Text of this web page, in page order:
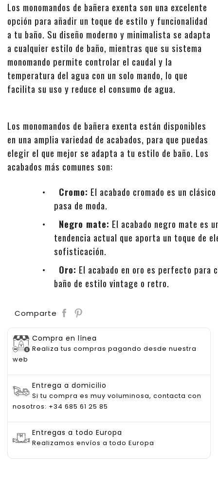
Los monomandos de bañera exenta son una excelente
opción para añadir un toque de estilo y funcionalidad
a tu baño. Su diseño moderno y minimalista se adapta
a cualquier estilo de baño, mientras que su sistema
monomando permite controlar el caudal y la
temperatura del agua con un solo mando, lo que
facilita su uso y reduce el consumo de agua.
Los monomandos de bañera exenta están disponibles
en una amplia variedad de acabados, para que puedas
elegir el que mejor se adapta a tu estilo de baño. Los
acabados más comunes son:
•
Cromo: El acabado cromado es un
pasa de moda.
•
Negro mate: El acabado negro mate es
tendencia actual que aporta un toque de
sofisticación.
•
Oro: El acabado en oro es perfecto para
baño de estilo vintage o retro.
Comparte
Compra en línea
Realiza tus compras pagando desde nuestra
web
Entrega a domicilio
Si tu compra es muy voluminosa, contacta con
nosotros: +34 685 61 25 85
Entregas a todo Europa
Realizamos envíos a todo Europa